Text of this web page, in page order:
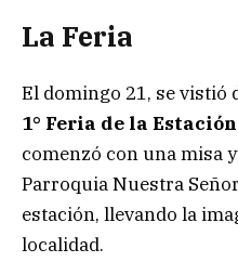
La Feria
El domingo 21, se vistió
1° Feria de la
comenzó con una misa
Parroquia Nuestra
estación, llevando la
localidad.